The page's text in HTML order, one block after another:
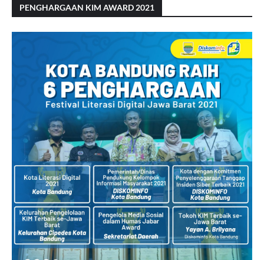
PENGHARGAAN KIM AWARD 2021